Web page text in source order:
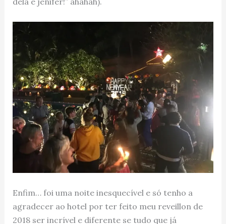
Enfim… foi uma noite inesquecível e só tenho a
agradecer ao hotel por ter feito meu reveillon de
2018 ser incrível e diferente se tudo que já